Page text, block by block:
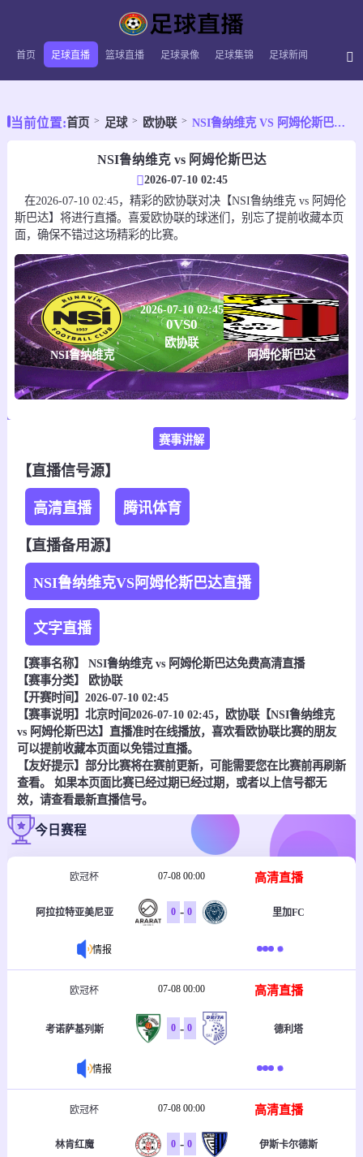
首页 足球直播 篮球直播 足球录像 足球集锦 足球新闻
当前位置:首页 足球 欧协联 NSI鲁纳维克 VS 阿姆伦斯巴达 【2026-07-10 02:45:00】
NSI鲁纳维克 vs 阿姆伦斯巴达
2026-07-10 02:45
在2026-07-10 02:45，精彩的欧协联对决【NSI鲁纳维克 vs 阿姆伦
斯巴达】将进行直播。喜爱欧协联的球迷们，别忘了提前收藏本页
面，确保不错过这场精彩的比赛。
NSI鲁纳维克
2026-07-10 02:45
0VS0
欧协联
阿姆伦斯巴达
赛事讲解
【直播信号源】
高清直播 腾讯体育
【直播备用源】
NSI鲁纳维克VS阿姆伦斯巴达直播
文字直播
【赛事名称】 NSI鲁纳维克 vs 阿姆伦斯巴达免费高清直播
【赛事分类】
欧协联
【开赛时间】2026-07-10 02:45
【赛事说明】北京时间2026-07-10 02:45，欧协联【NSI鲁纳维克
vs 阿姆伦斯巴达】直播准时在线播放，喜欢看欧协联比赛的朋友
可以提前收藏本页面以免错过直播。
【友好提示】部分比赛将在赛前更新，可能需要您在比赛前再刷新
查看。 如果本页面比赛已经过期已经过期，或者以上信号都无
效，请查看最新直播信号。
今日赛程
欧冠杯 07-08 00:00 高清直播
阿拉拉特亚美尼亚 0 - 0 里加FC
情报
欧冠杯 07-08 00:00 高清直播
考诺萨基列斯 0 - 0 德利塔
情报
欧冠杯 07-08 00:00 高清直播
林肯红魔 0 - 0 伊斯卡尔德斯